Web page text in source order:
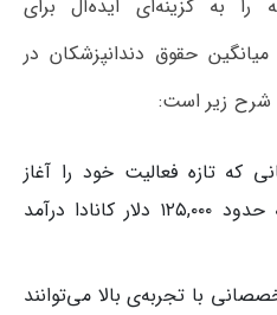
را به گزینه‌ای ایده‌آل برای
حقوق دندانپزشکان در
شرح زیر است:
که تازه فعالیت خود را آغاز
می‌کنند، می‌توانند سالانه حدود ۱۲۵,۰۰۰ دلار کانادا درآمد
با تجربه‌ی بالا می‌توانند